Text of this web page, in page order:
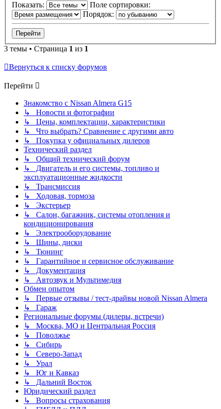
Показать:
Поле сортировки:
Порядок:
3 темы • Страница 1 из 1
Вернуться к списку форумов
Перейти
Знакомство с Nissan Almera G15
↳ Новости и фотографии
↳ Цены, комплектации, характеристики
↳ Что выбрать? Сравнение с другими авто
↳ Покупка у официальных дилеров
Технический раздел
↳ Общий технический форум
↳ Двигатель и его системы, топливо и
эксплуатационные жидкости
↳ Трансмиссия
↳ Ходовая, тормоза
↳ Экстерьер
↳ Салон, багажник, системы отопления и
кондиционирования
↳ Электрооборудование
↳ Шины, диски
↳ Тюнинг
↳ Гарантийное и сервисное обслуживание
↳ Документация
↳ Автозвук и Мультимедия
Обмен опытом
↳ Первые отзывы / тест-драйвы новой Nissan Almera
↳ Гараж
Региональные форумы (дилеры, встречи)
↳ Москва, МО и Центральная Россия
↳ Поволжье
↳ Сибирь
↳ Северо-Запад
↳ Урал
↳ Юг и Кавказ
↳ Дальний Восток
Юридический раздел
↳ Вопросы страхования